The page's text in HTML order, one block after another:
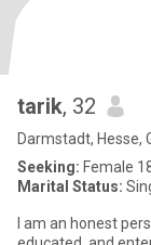
tarik, 32
Darmstadt, Hesse,
Seeking: Female
Marital Status:
I am an honest